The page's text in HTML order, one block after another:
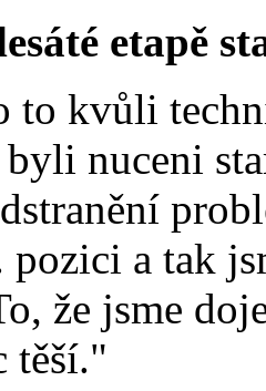
etapě
kvůli
byli nuceni
pozici a tak
že jsme
těší."